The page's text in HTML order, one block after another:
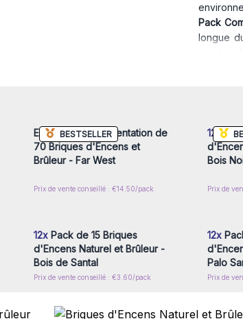
Pack
longue
aussi un
sacré,
leur
Le
les
France,
BESTSELLER
Ensemble de Présentation de
70 Briques d'Encens et
Brûleur - Far West
Prix de vente conseillé : €14.50/pack
12x
Bois
Prix de
Connectez-vous ou inscrivez-
12xPack de 15 Briques
d'Encens Naturel et Brûleur -
Bois de Santal
Prix de vente conseillé : €3.60/pack
12x
Palo
Prix de